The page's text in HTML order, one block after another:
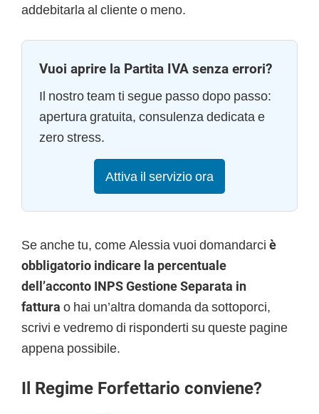
addebitarla al cliente o meno.
Vuoi aprire la Partita IVA senza errori?
Il nostro team ti segue passo dopo passo:
apertura gratuita, consulenza dedicata e
zero stress.
Attiva il servizio ora
Se anche tu, come Alessia vuoi domandarci è
obbligatorio indicare la percentuale
dell’acconto INPS Gestione Separata in
fattura o hai un’altra domanda da sottoporci,
scrivi e vedremo di risponderti su queste pagine
appena possibile.
Il Regime Forfettario conviene?